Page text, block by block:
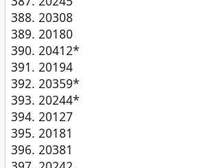
20308
20180
20412*
20194
20359*
20244*
20127
20181
20381